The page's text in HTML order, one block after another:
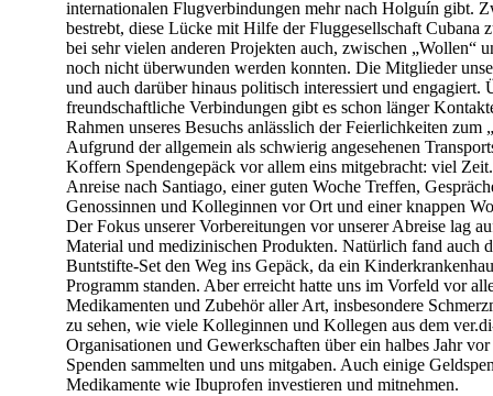
internationalen Flugverbindungen mehr nach Holguín gibt.
bestrebt, diese Lücke mit Hilfe der Fluggesellschaft Cubana
bei sehr vielen anderen Projekten auch, zwischen „Wollen“
noch nicht überwunden werden konnten. Die Mitglieder
und auch darüber hinaus politisch interessiert und engagiert.
freundschaftliche Verbindungen gibt es schon länger
Rahmen unseres Besuchs anlässlich der Feierlichkeiten zum
Aufgrund der allgemein als schwierig angesehenen
Koffern Spendengepäck vor allem eins mitgebracht: viel
Anreise nach Santiago, einer guten Woche Treffen,
Genossinnen und Kolleginnen vor Ort und einer knappen
Der Fokus unserer Vorbereitungen vor unserer Abreise lag
Material und medizinischen Produkten. Natürlich fand auch
Buntstifte-Set den Weg ins Gepäck, da ein
Programm standen. Aber erreicht hatte uns im Vorfeld vor
Medikamenten und Zubehör aller Art, insbesondere
zu sehen, wie viele Kolleginnen und Kollegen aus dem
Organisationen und Gewerkschaften über ein halbes Jahr
Spenden sammelten und uns mitgaben. Auch einige
Medikamente wie Ibuprofen investieren und mitnehmen.